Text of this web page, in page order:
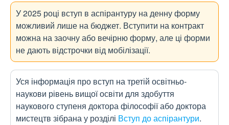
У 2025 році вступ в аспірантуру на денну форму
можливий лише на бюджет. Вступити на контракт
можна на заочну або вечірню форму, але ці форми
не дають відстрочки від мобілізації.
Уся інформація про вступ на третій освітньо-
наукови рівень вищої освіти для здобуття
наукового ступеня доктора філософії або доктора
мистецтв зібрана у розділі Вступ до аспірантури.